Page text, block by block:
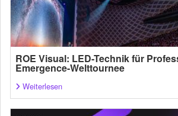
ROE Visual: LED-Technik für
Emergence-Welttournee
Weiterlesen